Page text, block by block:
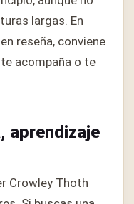
largas. En
reseña, conviene
acompaña o te
aprendizaje
Crowley Thoth